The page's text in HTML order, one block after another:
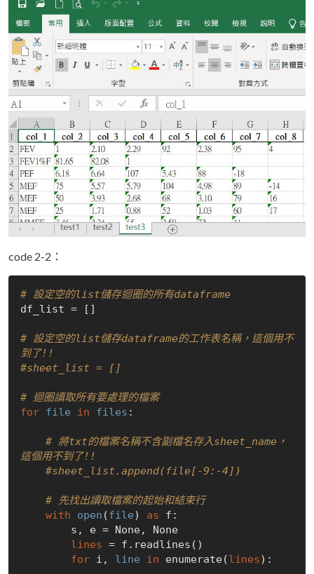
code 2-2：
# 設定空的list儲存迴圈的所有dataframe
df_list = []
# 設定空的list儲存dataframe的工作表名稱，這個用不
到了!!
#sheet_list = []
# 迴圈讀取所有要處理的檔案
for file in files :
# 將txt的檔案名稱不含副檔名存入sheet_name，
這個用不到了!!
#sheet_list.append(file[-9:-4])
# 先找出讀取檔案的起始和結束行
with
open (file) as f:
lines = f.readlines()
for i, line in enumerate(lines):